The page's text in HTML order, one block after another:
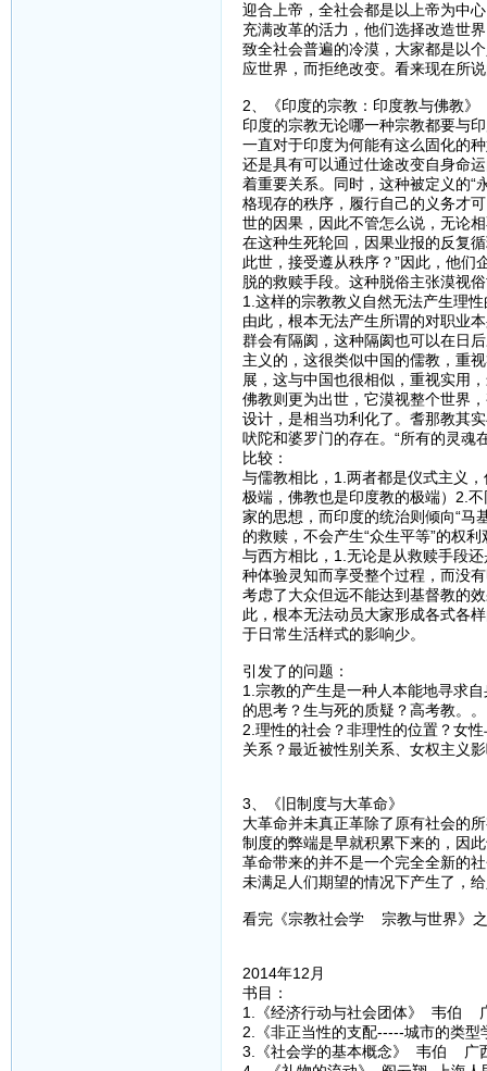
迎合上帝，全社会都是以上帝为中
充满改革的活力，他们选择改造世
致全社会普遍的冷漠，大家都是以
应世界，而拒绝改变。看来现在所
2、《印度的宗教：印度教与佛教》
印度的宗教无论哪一种宗教都要与
一直对于印度为何能有这么固化的
还是具有可以通过仕途改变自身命
着重要关系。同时，这种被定义的“
格现存的秩序，履行自己的义务才
世的因果，因此不管怎么说，无论
在这种生死轮回，因果业报的反复
此世，接受遵从秩序？”因此，他
脱的救赎手段。这种脱俗主张漠视
1.这样的宗教教义自然无法产生理
由此，根本无法产生所谓的对职业
群会有隔阂，这种隔阂也可以在日
主义的，这很类似中国的儒教，重
展，这与中国也很相似，重视实用
佛教则更为出世，它漠视整个世界
设计，是相当功利化了。耆那教其
吠陀和婆罗门的存在。“所有的灵魂
比较：
与儒教相比，1.两者都是仪式主义
极端，佛教也是印度教的极端）2.
家的思想，而印度的统治则倾向“马
的救赎，不会产生“众生平等”的权
与西方相比，1.无论是从救赎手段
种体验灵知而享受整个过程，而没
考虑了大众但远不能达到基督教的
此，根本无法动员大家形成各式各
于日常生活样式的影响少。
引发了的问题：
1.宗教的产生是一种人本能地寻求
的思考？生与死的质疑？高考教。
2.理性的社会？非理性的位置？女
关系？最近被性别关系、女权主义
3、《旧制度与大革命》
大革命并未真正革除了原有社会的
制度的弊端是早就积累下来的，因
革命带来的并不是一个完全全新的
未满足人们期望的情况下产生了，
看完《宗教社会学 宗教与世界》
2014年12月
书目：
1.《经济行动与社会团体》 韦伯
2.《非正当性的支配-----城市的类
3.《社会学的基本概念》 韦伯 广